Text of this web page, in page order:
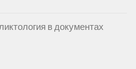
в документах